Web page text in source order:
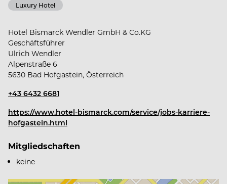
Luxury Hotel
Hotel Bismarck Wendler GmbH & Co.KG
Geschäftsführer
Ulrich Wendler
Alpenstraße 6
5630 Bad Hofgastein, Österreich
+43 6432 6681
https://www.hotel-bismarck.com/service/jobs-karriere-
hofgastein.html
Mitgliedschaften
keine